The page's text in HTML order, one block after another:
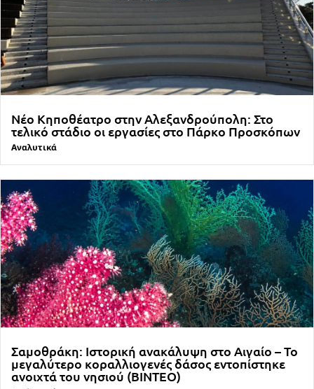
Νέο Κηποθέατρο στην Αλεξανδρούπολη: Στο
τελικό στάδιο οι εργασίες στο Πάρκο Προσκόπων
Αναλυτικά
Σαμοθράκη: Ιστορική ανακάλυψη στο Αιγαίο – Το
μεγαλύτερο κοραλλιογενές δάσος εντοπίστηκε
ανοιχτά του νησιού (ΒΙΝΤΕΟ)